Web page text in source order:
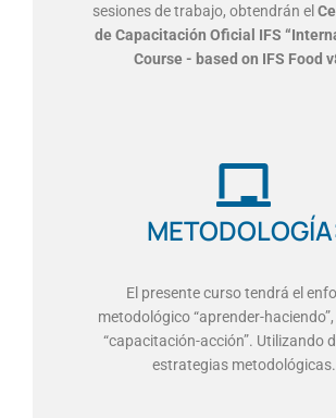
sesiones de trabajo, obtendrán el
de Capacitación Oficial IFS
Course - based on IFS Food
El presente curso tendrá el
metodológico “aprender-haciendo”,
“capacitación-acción”. Utilizando
estrategias metodológicas.